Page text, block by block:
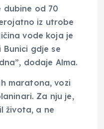
dubine od 70
iz utrobe
vode koja je
gdje se
dodaje Alma.
maratona, vozi
Za nju je,
života, a ne